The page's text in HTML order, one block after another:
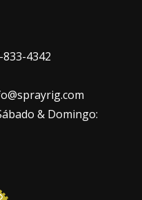
833-4342
& Domingo: